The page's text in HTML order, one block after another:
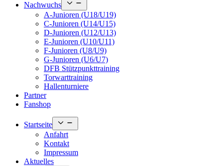
Nachwuchs
menu
A-Junioren (U18/U19)
C-Junioren (U14/U15)
D-Junioren (U12/U13)
E-Junioren (U10/U11)
F-Junioren (U8/U9)
G-Junioren (U6/U7)
DFB Stützpunkttraining
Torwarttraining
Hallenturniere
Partner
Fanshop
Startseite
menu
Anfahrt
Kontakt
Impressum
Aktuelles